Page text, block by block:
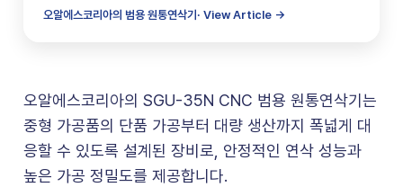
오알에스코리아의 범용 원통연삭기· View Article →
오알에스코리아의 SGU-35N CNC 범용 원통연삭기는
중형 가공품의 단품 가공부터 대량 생산까지 폭넓게 대
응할 수 있도록 설계된 장비로, 안정적인 연삭 성능과
높은 가공 정밀도를 제공합니다.